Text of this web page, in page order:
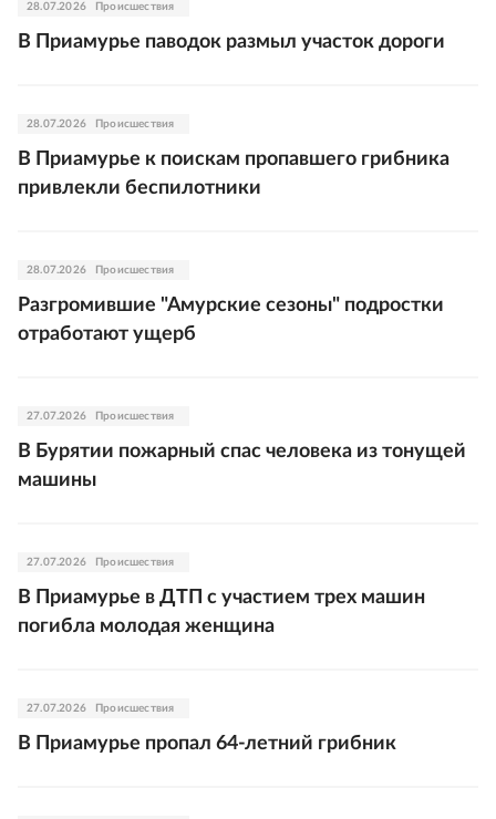
28.07.2026 Происшествия
В Приамурье паводок размыл участок дороги
28.07.2026 Происшествия
В Приамурье к поискам пропавшего грибника
привлекли беспилотники
28.07.2026 Происшествия
Разгромившие "Амурские сезоны" подростки
отработают ущерб
27.07.2026 Происшествия
В Бурятии пожарный спас человека из тонущей
машины
27.07.2026 Происшествия
В Приамурье в ДТП с участием трех машин
погибла молодая женщина
27.07.2026 Происшествия
В Приамурье пропал 64-летний грибник